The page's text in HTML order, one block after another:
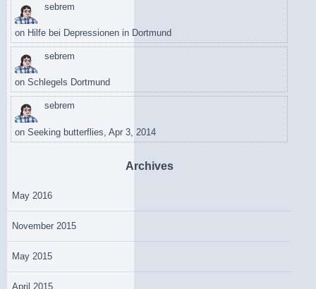
sebrem
on Hilfe bei Depressionen in Dortmund
sebrem
on Schlegels Dortmund
sebrem
on Seeking butterflies, Apr 3, 2014
Archives
May 2016
November 2015
May 2015
April 2015